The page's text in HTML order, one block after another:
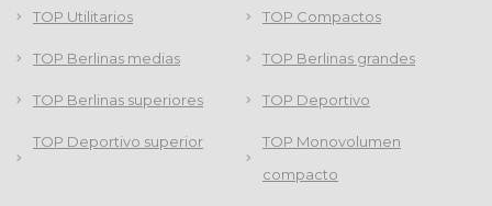
TOP Utilitarios TOP Compactos
TOP Berlinas medias TOP Berlinas grandes
TOP Berlinas superiores TOP Deportivo
TOP Deportivo superior
TOP Monovolumen
compacto